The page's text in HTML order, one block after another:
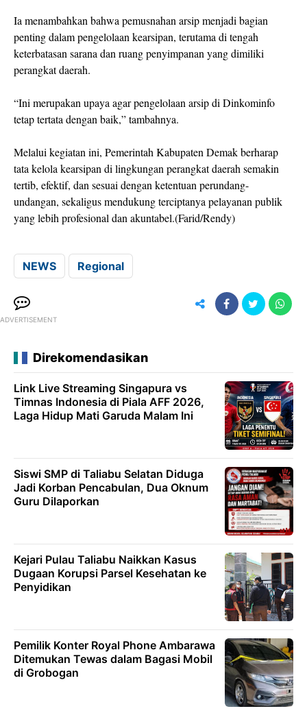
Ia menambahkan bahwa pemusnahan arsip menjadi bagian
penting dalam pengelolaan kearsipan, terutama di tengah
keterbatasan sarana dan ruang penyimpanan yang dimiliki
perangkat daerah.
“Ini merupakan upaya agar pengelolaan arsip di Dinkominfo
tetap tertata dengan baik,” tambahnya.
Melalui kegiatan ini, Pemerintah Kabupaten Demak berharap
tata kelola kearsipan di lingkungan perangkat daerah semakin
tertib, efektif, dan sesuai dengan ketentuan perundang-
undangan, sekaligus mendukung terciptanya pelayanan publik
yang lebih profesional dan akuntabel.(Farid/Rendy)
NEWS Regional
ADVERTISEMENT
Direkomendasikan
Link Live Streaming Singapura vs
Timnas Indonesia di Piala AFF 2026,
Laga Hidup Mati Garuda Malam Ini
Siswi SMP di Taliabu Selatan Diduga
Jadi Korban Pencabulan, Dua Oknum
Guru Dilaporkan
Kejari Pulau Taliabu Naikkan Kasus
Dugaan Korupsi Parsel Kesehatan ke
Penyidikan
Pemilik Konter Royal Phone Ambarawa
Ditemukan Tewas dalam Bagasi Mobil
di Grobogan